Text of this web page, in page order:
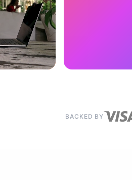
BACKED BY